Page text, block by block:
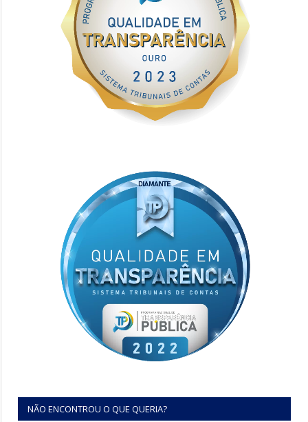
NÃO ENCONTROU O QUE QUERIA?